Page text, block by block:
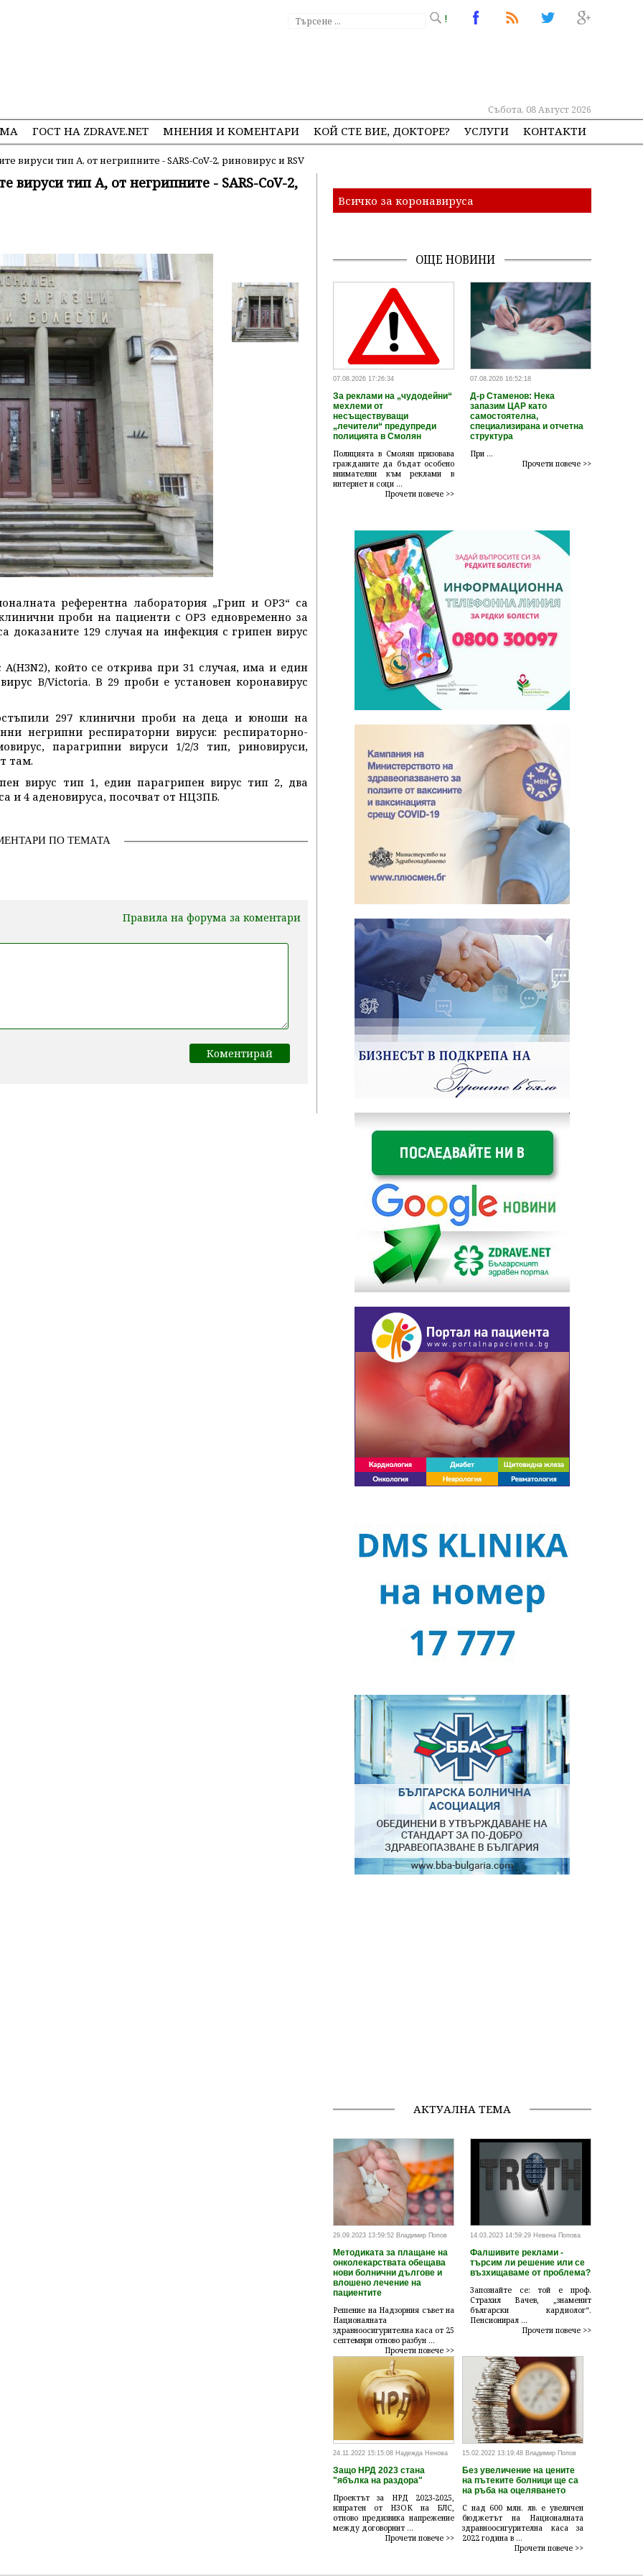
!
Събота, 08 Август 2026
ГОСТ НА ZDRAVE.NET МНЕНИЯ И КОМЕНТАРИ КОЙ СТЕ ВИЕ, ДОКТОРЕ? УСЛУГИ КОНТАКТИ
тип А, от негрипните - SARS-CoV-2, риновирус и RSV
тип А, от негрипните - SARS-CoV-2,
референтна лаборатория „Грип и ОРЗ“ са
проби на пациенти с ОРЗ едновременно за
доказаните 129 случая на инфекция с грипен вирус
който се открива при 31 случая, има и един
B/Victoria. В 29 проби е установен коронавирус
297 клинични проби на деца и юноши на
негрипни респираторни вируси: респираторно-
парагрипни вируси 1/2/3 тип, риновируси,
там.
вирус тип 1, един парагрипен вирус тип 2, два
и 4 аденовируса, посочват от НЦЗПБ.
ПО ТЕМАТА
Правила на форума за коментари
Всичко за коронавируса
ОЩЕ НОВИНИ
07.08.2026 17:26:34
За реклами на „чудодейни“
мехлеми от
несъществуващи
„лечители“ предупреди
полицията в Смолян
Полицията в Смолян призовава
гражданите да бъдат особено
внимателни към реклами в
интернет и соци ...
Прочети повече >>
07.08.2026 16:52:18
Д-р Стаменов: Нека
запазим ЦАР като
самостоятелна,
специализирана и отчетна
структура
При ...
Прочети повече >>
АКТУАЛНА ТЕМА
29.09.2023 13:59:52 Владимир Попов
Методиката за плащане на
онколекарствата обещава
нови болнични дългове и
влошено лечение на
пациентите
Решение на Надзорния съвет на
Националната
здравноосигурителна каса от 25
септември отново разбун ...
Прочети повече >>
14.03.2023 14:59:29 Невена Попова
Фалшивите реклами -
търсим ли решение или се
възхищаваме от проблема?
Запознайте се: той е проф.
Страхил Вачев, „знаменит
български кардиолог“.
Пенсионирал ...
Прочети повече >>
24.11.2022 15:15:08 Надежда Ненова
Защо НРД 2023 стана
"ябълка на раздора"
Проектът за НРД 2023-2025,
изпратен от НЗОК на БЛС,
отново предизвика напрежение
между договорнит ...
Прочети повече >>
15.02.2022 13:19:48 Владимир Попов
Без увеличение на цените
на пътеките болници ще са
на ръба на оцеляването
С над 600 млн. лв. е увеличен
бюджетът на Националната
здравноосигурителна каса за
2022 година в ...
Прочети повече >>